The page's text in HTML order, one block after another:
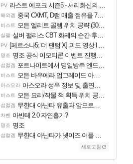
PV 라스트 에포크 시즌5 - 서리화신의 분노 티저
해외겜 중국 CXMT, D램 매출 점유율 7%…글로벌 4위로 부상
비스트 모든 엘리트 골렘 위치 공략 (30개) - 방랑 결투가
실팰 실버 팰리스 CBT 화제의 순간·후기 모음
PV [페르소나5: 더 팬텀 X] 괴도 영상 l 타카마키 안·댄싱 스타
명조 명조 공식 이모티콘 이벤트 진행해봤습니다! 참여부터 추첨까지????
섭컬겜 포트나이트에서 명일방주 엔드필드 [펠리카] 판매 예정
비스트 모든 바우에라 업그레이드 아이템 획득 위치 공략 (89개)
아스오라 아스오라 성우 정보 및 출연작 모음
비스트 모든 요리/작물 책 획득 위치 공략 (36개) - 미식가 도전과제
섭컬겜 무한대 아난타 유출과 앞으로의 예상 (루머)
차벤 아반테 2.0 자연흡기?
명조 명조
섭컬겜 무한대 아난타가 넷이즈 어플 달력에 일정 등록
새로고침